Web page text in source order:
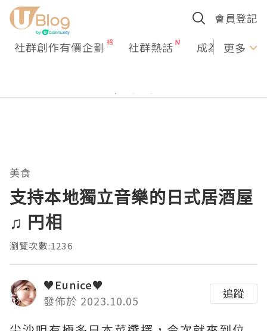
會員登記
社群創作有價企劃 社群熱話 成為U更多
美食
支持本地獨立音樂的日式居酒屋
♫ 円相
瀏覽次數:1236
♥Eunice♥
發佈於 2023.10.05
追蹤